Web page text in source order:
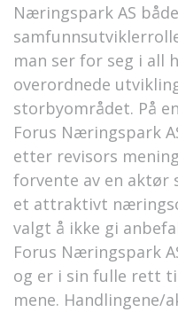
Næringspark AS
man ser for seg i all
overordnede
storbyområdet. På
Forus Næringspark
etter revisors
forvente av en aktør
et attraktivt
valgt å ikke gi
Forus Næringspark
og er i sin fulle rett
mene. Handlingene/